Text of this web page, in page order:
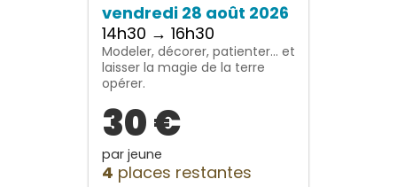
vendredi 28 août 2026
14h30 → 16h30
Modeler, décorer, patienter… et
laisser la magie de la terre
opérer.
30 €
par jeune
4 places restantes